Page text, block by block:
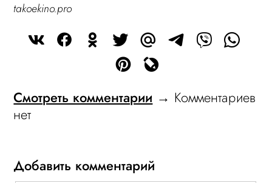
takoekino.pro
Смотреть комментарии → Комментариев
нет
Добавить комментарий